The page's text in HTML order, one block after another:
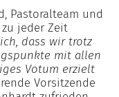
Pastoralteam und
jeder Zeit
dass wir trotz
mit allen
Votum erzielt
Vorsitzende